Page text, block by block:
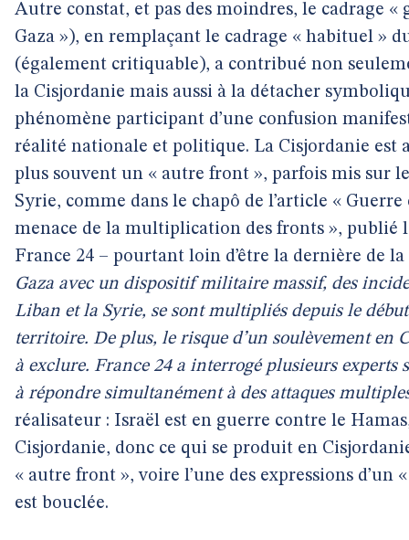
Autre constat, et pas des moindres, le cadrage
Gaza »), en remplaçant le cadrage « habituel »
(également critiquable), a contribué non
la Cisjordanie mais aussi à la détacher
phénomène participant d’une confusion
réalité nationale et politique. La Cisjordanie est
plus souvent un « autre front », parfois mis sur
Syrie, comme dans le chapô de l’article «
menace de la multiplication des fronts », publié
France 24 – pourtant loin d’être la dernière de la
Gaza avec un dispositif militaire massif, des
Liban et la Syrie, se sont multipliés depuis le
territoire. De plus, le risque d’un soulèvement en
à exclure. France 24 a interrogé plusieurs experts
à répondre simultanément à des attaques
réalisateur : Israël est en guerre contre le
Cisjordanie, donc ce qui se produit en
« autre front », voire l’une des expressions
est bouclée.